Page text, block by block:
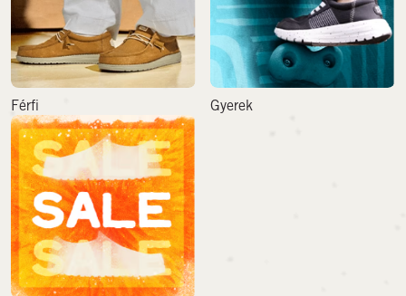
Férfi Gyerek